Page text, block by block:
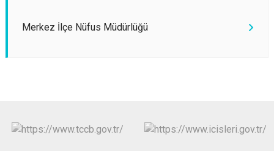
Merkez İlçe Nüfus Müdürlüğü